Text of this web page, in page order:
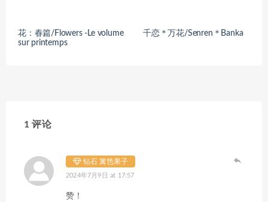
花：春篇/Flowers -Le volume
sur printemps
千恋＊万花/Senren＊Banka
1 评论
钻石 篱笆果子
2024年7月9日 at 17:57
赞！